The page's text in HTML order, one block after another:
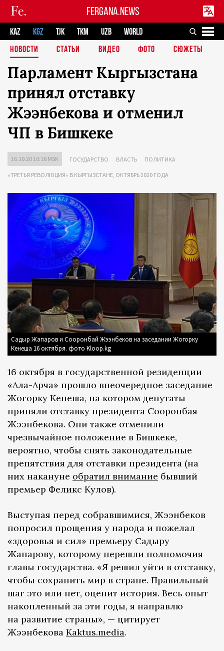
FERGANA.NEWS
KAZ KGZ TJK TKM UZB
WORLD
НОВОСТИ
СТАТЬИ ВИДЕО ФОТО СЮЖЕТЫ
Парламент Кыргызстана
принял отставку
Жээнбекова и отменил
ЧП в Бишкеке
16.10.20 10:16 MSK ГОСУДАРСТВО ВЛАСТЬ ПОЛИТИКА
«ТРЕТЬЯ РЕВОЛЮЦИЯ» В КЫРГЫЗСТАНЕ, ОКТЯБРЬ 2020 ГОДА
Садыр Жапаров и Сооронбай Жээнбеков на заседании Жогорку
Кенеша 16 октября. фото Kloop.kg
16 октября в государственной резиденции
«Ала-Арча» прошло внеочередное заседание
Жогорку Кенеша, на котором депутаты
приняли отставку президента Сооронбая
Жээнбекова. Они также отменили
чрезвычайное положение в Бишкеке,
вероятно, чтобы снять законодательные
препятствия для отставки президента (на
них накануне обратил внимание бывший
премьер Феликс Кулов).
Выступая перед собравшимися, Жээнбеков
попросил прощения у народа и пожелал
«здоровья и сил» премьеру Садыру
Жапарову, которому перешли полномочия
главы государства. «Я решил уйти в отставку,
чтобы сохранить мир в стране. Правильный
шаг это или нет, оценит история. Весь опыт
накопленный за эти годы, я направлю
на развитие страны», — цитирует
Жээнбекова Kaktus.media.